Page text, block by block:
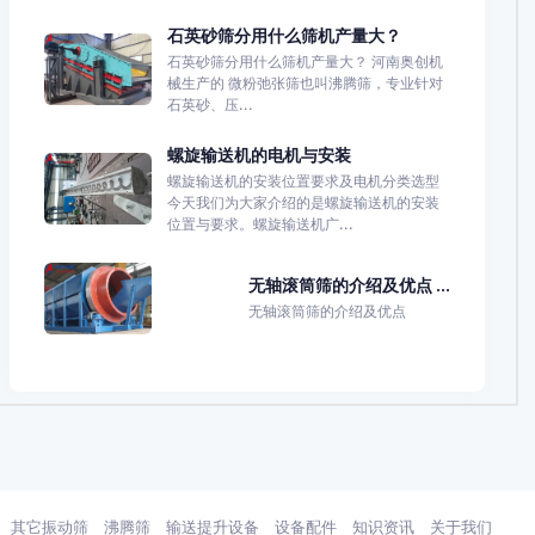
石英砂筛分用什么筛机产量大？
石英砂筛分用什么筛机产量大？ 河南奥创机
械生产的 微粉弛张筛也叫沸腾筛，专业针对
石英砂、压...
螺旋输送机的电机与安装
螺旋输送机的安装位置要求及电机分类选型
今天我们为大家介绍的是螺旋输送机的安装
位置与要求。螺旋输送机广...
无轴滚筒筛的介绍及优点 ...
无轴滚筒筛的介绍及优点
其它振动筛 沸腾筛 输送提升设备 设备配件 知识资讯 关于我们